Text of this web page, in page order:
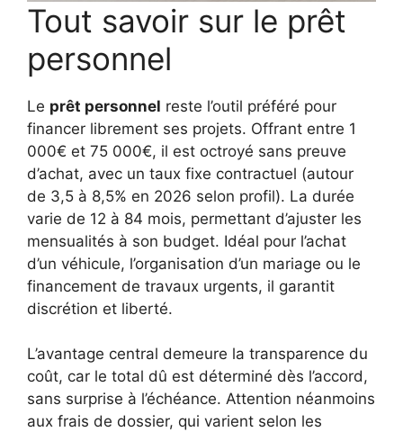
Tout savoir sur le prêt
personnel
Le prêt personnel reste l’outil préféré pour
financer librement ses projets. Offrant entre 1
000€ et 75 000€, il est octroyé sans preuve
d’achat, avec un taux fixe contractuel (autour
de 3,5 à 8,5% en 2026 selon profil). La durée
varie de 12 à 84 mois, permettant d’ajuster les
mensualités à son budget. Idéal pour l’achat
d’un véhicule, l’organisation d’un mariage ou le
financement de travaux urgents, il garantit
discrétion et liberté.
L’avantage central demeure la transparence du
coût, car le total dû est déterminé dès l’accord,
sans surprise à l’échéance. Attention néanmoins
aux frais de dossier, qui varient selon les